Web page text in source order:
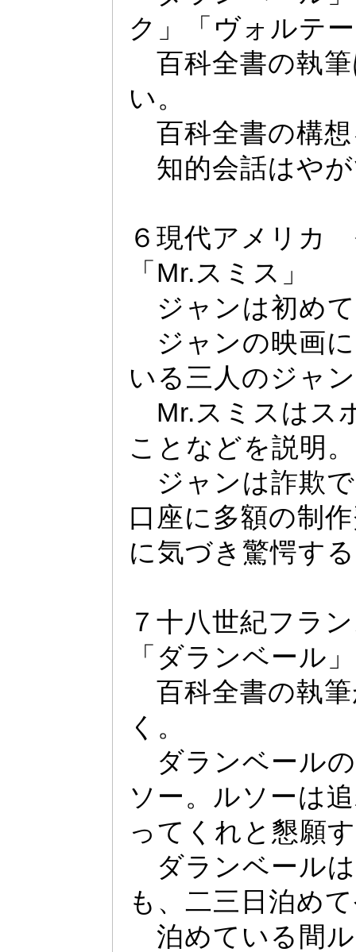
ク」「ヴォ ルテー
百科全書の執
い。
百科全書の構
知的会話はや
６現代アメリカ
「Mr.スミス」
ジ ャ ンは初め
ジ ャ ンの映画
いる三人のジ ャ
Mr.スミスはス
ことなどを説明。
ジ ャ ンは詐欺
口座に多額の制
に気づき驚愕す
７十八世紀フラ
「ダランベール」
百科全書の執
く。
ダランベール
ソー。ルソーは
っ てくれと懇願
ダランベール
も、二三日泊め
泊めている間